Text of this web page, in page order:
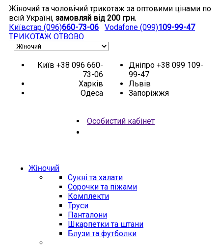
Жіночий та чоловічий трикотаж за оптовими цінами по
всій Україні, замовляй від 200 грн.
Київстар (096)660-73-06 Vodafone (099)109-99-47
ТРИКОТАЖ ОТВОВО
Київ +38 096 660-
73-06
Харків
Одеса
Дніпро +38 099 109-
99-47
Львів
Запоріжжя
Особистий кабінет
Жіночий
Сукні та халати
Сорочки та піжами
Комплекти
Труси
Панталони
Шкарпетки та штани
Блузи та футболки